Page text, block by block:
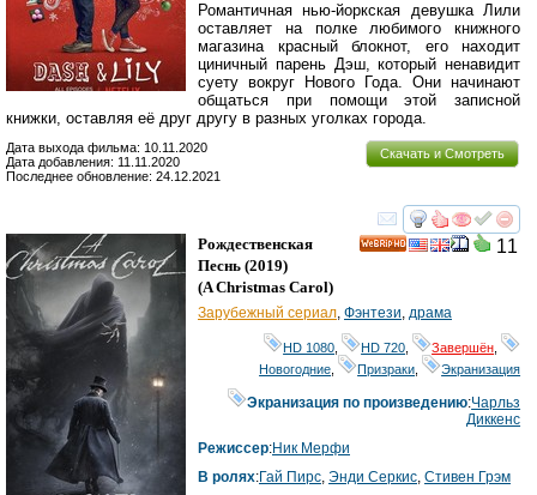
Романтичная нью-йоркская девушка Лили
оставляет на полке любимого книжного
магазина красный блокнот, его находит
циничный парень Дэш, который ненавидит
суету вокруг Нового Года. Они начинают
общаться при помощи этой записной
книжки, оставляя её друг другу в разных уголках города.
Скачать и Смотреть
Дата выхода фильма: 10.11.2020
Дата добавления: 11.11.2020
Последнее обновление: 24.12.2021
смотреть
11
Рождественская
Песнь (2019)
(A Christmas Carol)
Зарубежный сериал, Фэнтези, драма
HD 1080 HD 720 Завершён
Новогодние
Призраки Экранизация
Экранизация по произведению:Чарльз
Диккенс
Режиссер:Ник Мерфи
В ролях:Гай Пирс, Энди Серкис, Стивен Грэм